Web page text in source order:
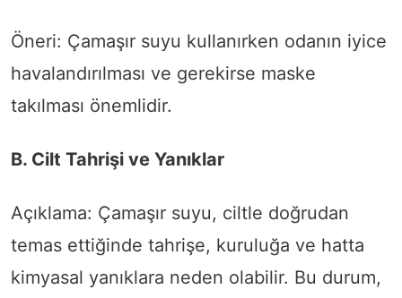
Öneri: Çamaşır suyu kullanırken odanın iyice
havalandırılması ve gerekirse maske
takılması önemlidir.
B. Cilt Tahrişi ve Yanıklar
Açıklama: Çamaşır suyu, ciltle doğrudan
temas ettiğinde tahrişe, kuruluğa ve hatta
kimyasal yanıklara neden olabilir. Bu durum,